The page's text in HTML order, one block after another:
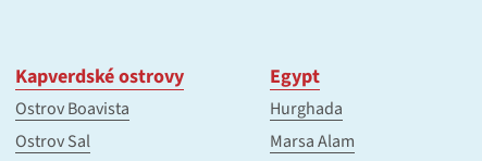
Kapverdské ostrovy
Ostrov Boavista
Ostrov Sal
Egypt
Hurghada
Marsa Alam